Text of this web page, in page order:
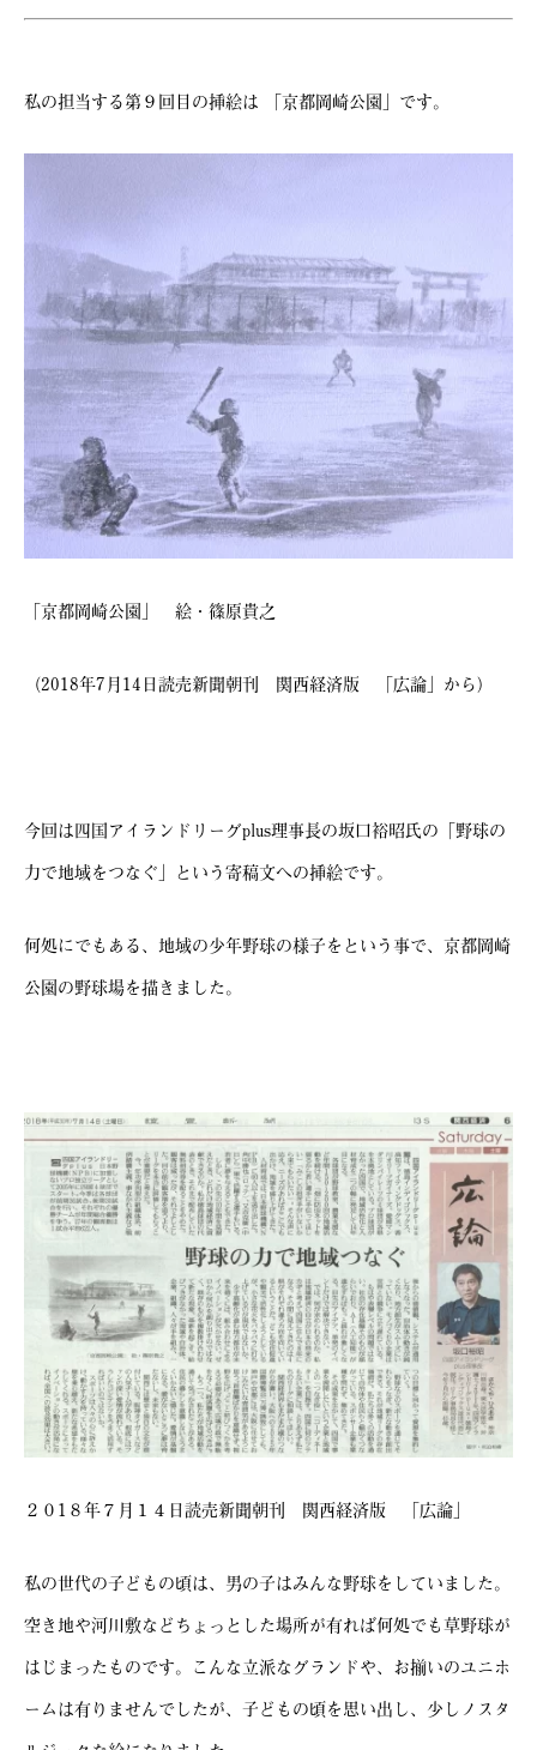
私の担当する第９回目の挿絵は 「京都岡崎公園」です。
「京都岡崎公園」 絵・篠原貴之
（2018年7月14日読売新聞朝刊 関西経済版 「広論」から）
今回は四国アイランドリーグplus理事長の坂口裕昭氏の「野球の
力で地域をつなぐ」という寄稿文への挿絵です。
何処にでもある、地域の少年野球の様子をという事で、京都岡崎
公園の野球場を描きました。
２０1８年７月１４日読売新聞朝刊 関西経済版 「広論」
私の世代の子どもの頃は、男の子はみんな野球をしていました。
空き地や河川敷などちょっとした場所が有れば何処でも草野球が
はじまったものです。こんな立派なグランドや、お揃いのユニホ
ームは有りませんでしたが、子どもの頃を思い出し、少しノスタ